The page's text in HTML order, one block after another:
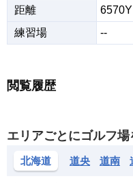
距離
6570Y
練習場
--
閲覧履歴
エリアごとにゴルフ場
北海道 道央 道南